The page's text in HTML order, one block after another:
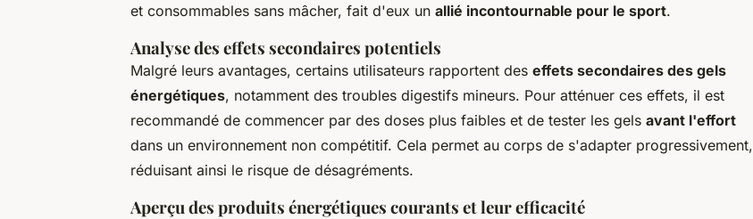
et consommables sans mâcher, fait d'eux un allié incontournable pour le sport.
Analyse des effets secondaires potentiels
Malgré leurs avantages, certains utilisateurs rapportent des effets secondaires des gels
énergétiques, notamment des troubles digestifs mineurs. Pour atténuer ces effets, il est
recommandé de commencer par des doses plus faibles et de tester les gels avant l'effort
dans un environnement non compétitif. Cela permet au corps de s'adapter progressivement,
réduisant ainsi le risque de désagréments.
Aperçu des produits énergétiques courants et leur efficacité